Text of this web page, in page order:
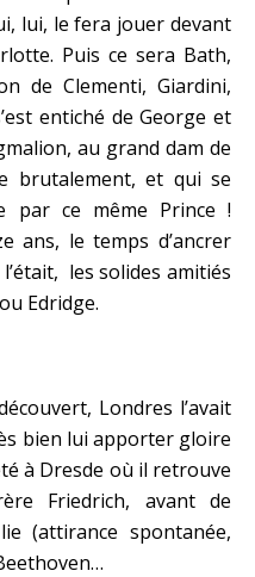
lui, le fera jouer devant
Puis ce sera Bath,
de Clementi, Giardini,
entiché de George et
au grand dam de
brutalement, et qui se
par ce même Prince !
ans, le temps d’ancrer
les solides amitiés
Edridge.
Londres l’avait
bien lui apporter gloire
à Dresde où il retrouve
Friedrich, avant de
(attirance spontanée,